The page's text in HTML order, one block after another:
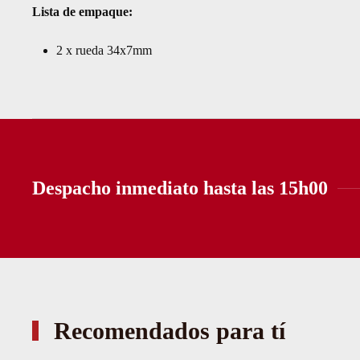
Lista de empaque:
2 x rueda 34x7mm
Despacho inmediato hasta las 15h00
Recomendados para tí